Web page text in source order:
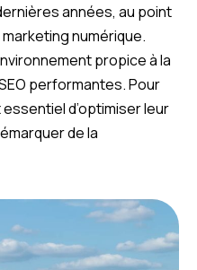
années, au point
numérique.
propice à la
performantes. Pour
d’optimiser leur
de la